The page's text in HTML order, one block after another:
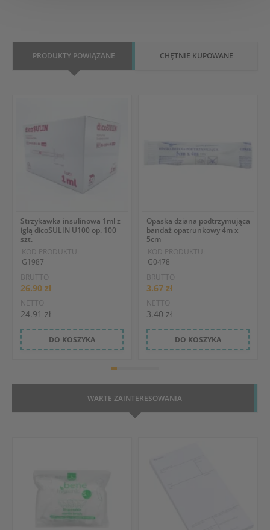
PRODUKTY POWIĄZANE CHĘTNIE KUPOWANE
Strzykawka insulinowa 1ml z
igłą dicoSULIN U100 op. 100
szt.
KOD PRODUKTU:
G1987
BRUTTO
26.90 zł
NETTO
24.91 zł
DO KOSZYKA
Opaska dziana podtrzymująca
bandaż opatrunkowy 4m x
5cm
KOD PRODUKTU:
G0478
BRUTTO
3.67 zł
NETTO
3.40 zł
DO KOSZYKA
WARTE ZAINTERESOWANIA